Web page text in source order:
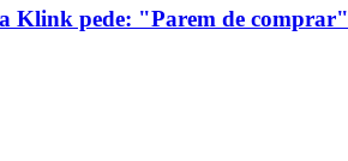
Klink pede: "Parem de comprar"